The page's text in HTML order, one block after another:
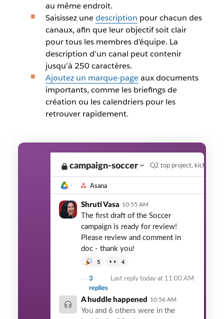
au même endroit.
Saisissez unedescription pour chacun des
canaux, afin que leur objectif soit clair
pour tous les membres d’équipe. La
description d’un canal peut contenir
jusqu’à 250 caractères.
Ajoutez un marque-pageaux documents
importants, comme les briefings de
création ou les calendriers pour les
retrouver rapidement.
campaign-soccer Q2 top project, kicked
Asana
Shruti Vasa 10:55 AM
The first draft of the Soccer
campaign is ready for review!
Please review and comment in
doc - thank you!
5 4
3
replies
Last reply today at 11:00 AM
A huddle happened 10:56 AM
You and 6 others were in the